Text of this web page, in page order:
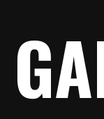
content